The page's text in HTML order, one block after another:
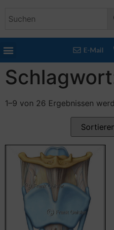
E-Mail
1–9 von 26 Ergebnissen